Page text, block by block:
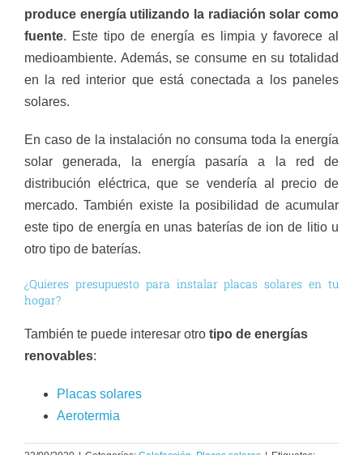
produce energía utilizando la radiación solar como
fuente. Este tipo de energía es limpia y favorece al
medioambiente. Además, se consume en su totalidad
en la red interior que está conectada a los paneles
solares.
En caso de la instalación no consuma toda la energía
solar generada, la energía pasaría a la red de
distribución eléctrica, que se vendería al precio de
mercado. También existe la posibilidad de acumular
este tipo de energía en unas baterías de ion de litio u
otro tipo de baterías.
¿Quieres presupuesto para instalar placas solares en tu
hogar?
También te puede interesar otro tipo de energías
renovables:
Placas solares
Aerotermia